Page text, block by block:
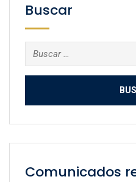
Buscar
Buscar:
Comunicados